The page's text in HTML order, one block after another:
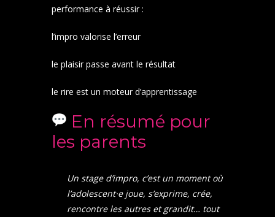
performance à réussir :
l’impro valorise l’erreur
le plaisir passe avant le résultat
le rire est un moteur d’apprentissage
En résumé pour
les parents
Un stage d’impro, c’est un moment où
l’adolescent·e joue, s’exprime, crée,
rencontre les autres et grandit… tout